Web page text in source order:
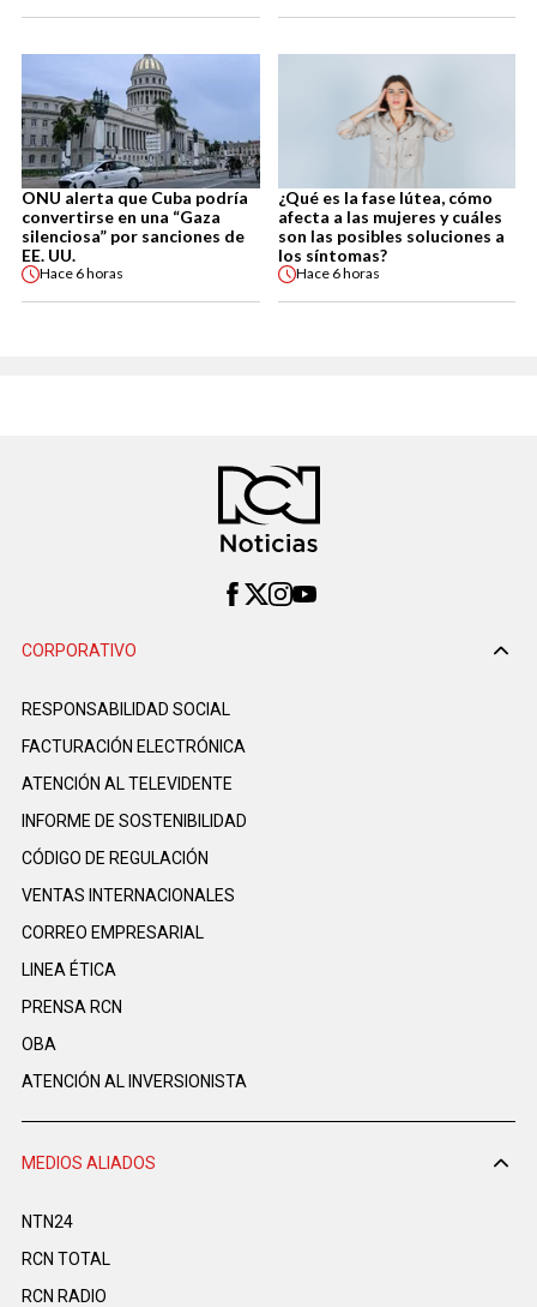
ONU alerta que Cuba podría
convertirse en una “Gaza
silenciosa” por sanciones de
EE. UU.
Hace 6 horas
¿Qué es la fase lútea, cómo
afecta a las mujeres y cuáles
son las posibles soluciones a
los síntomas?
Hace 6 horas
CORPORATIVO
RESPONSABILIDAD SOCIAL
FACTURACIÓN ELECTRÓNICA
ATENCIÓN AL TELEVIDENTE
INFORME DE SOSTENIBILIDAD
CÓDIGO DE REGULACIÓN
VENTAS INTERNACIONALES
CORREO EMPRESARIAL
LINEA ÉTICA
PRENSA RCN
OBA
ATENCIÓN AL INVERSIONISTA
MEDIOS ALIADOS
NTN24
RCN TOTAL
RCN RADIO